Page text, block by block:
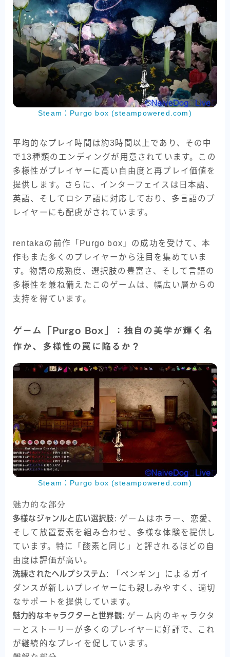
Steam：Purgo box (steampowered.com)
平均的なプレイ時間は約3時間以上であり、その中
で13種類のエンディングが用意されています。この
多様性がプレイヤーに高い自由度と再プレイ価値を
提供します。さらに、インターフェイスは日本語、
英語、そしてロシア語に対応しており、多言語のプ
レイヤーにも配慮がされています。
rentakaの前作「Purgo box」の成功を受けて、本
作もまた多くのプレイヤーから注目を集めていま
す。物語の成熟度、選択肢の豊富さ、そして言語の
多様性を兼ね備えたこのゲームは、幅広い層からの
支持を得ています。
ゲーム「Purgo Box」：独自の美学が輝く名
作か、多様性の罠に陥るか？
Steam：Purgo box (steampowered.com)
魅力的な部分
多様なジャンルと広い選択肢: ゲームはホラー、恋愛、
そして放置要素を組み合わせ、多様な体験を提供し
ています。特に「酸素と同じ」と評されるほどの自
由度は評価が高い。
洗練されたヘルプシステム: 「ペンギン」によるガイ
ダンスが新しいプレイヤーにも親しみやすく、適切
なサポートを提供しています。
魅力的なキャラクターと世界観: ゲーム内のキャラクタ
ーとストーリーが多くのプレイヤーに好評で、これ
が継続的なプレイを促しています。